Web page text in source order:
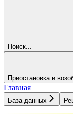
Поиск...
Приостановка и
Главная
База данных